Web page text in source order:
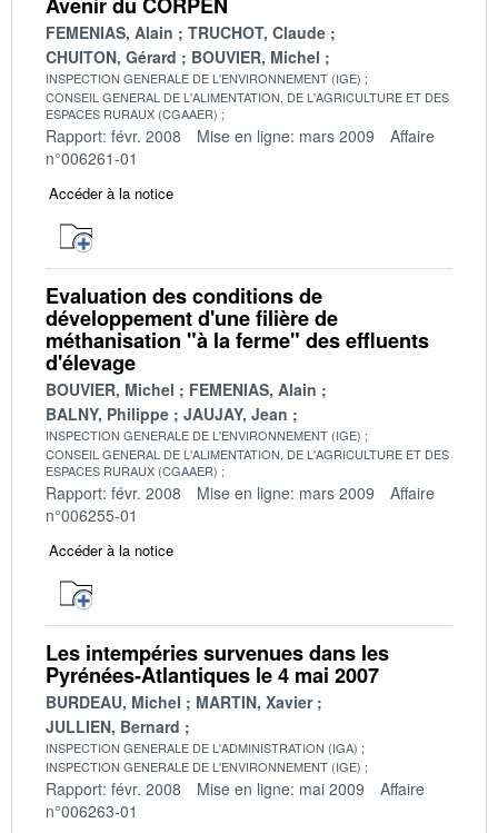
FEMENIAS, Alain
TRUCHOT, Claude
CHUITON, Gérard
BOUVIER, Michel
INSPECTION GENERALE DE L'ENVIRONNEMENT (IGE)
CONSEIL GENERAL DE L'ALIMENTATION, DE L'AGRICULTURE ET DES
ESPACES RURAUX (CGAAER)
Rapport: févr. 2008 Mise en ligne: mars 2009
Affaire
n°006261-01
Accéder à la notice
Evaluation des conditions de
développement d'une filière de
méthanisation "à la ferme" des effluents
d'élevage
BOUVIER, Michel
FEMENIAS, Alain
BALNY, Philippe
JAUJAY, Jean
INSPECTION GENERALE DE L'ENVIRONNEMENT (IGE)
CONSEIL GENERAL DE L'ALIMENTATION, DE L'AGRICULTURE ET DES
ESPACES RURAUX (CGAAER)
Rapport: févr. 2008 Mise en ligne: mars 2009
Affaire
n°006255-01
Accéder à la notice
Les intempéries survenues dans les
Pyrénées-Atlantiques le 4 mai 2007
BURDEAU, Michel
MARTIN, Xavier
JULLIEN, Bernard
INSPECTION GENERALE DE L'ADMINISTRATION (IGA)
INSPECTION GENERALE DE L'ENVIRONNEMENT (IGE)
Rapport: févr. 2008 Mise en ligne: mai 2009
Affaire
n°006263-01